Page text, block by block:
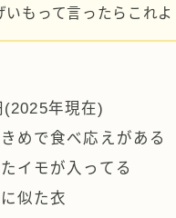
いもって言ったらこれよ
(2025年現在)
めで食べ応えがある
イモが入ってる
似た衣